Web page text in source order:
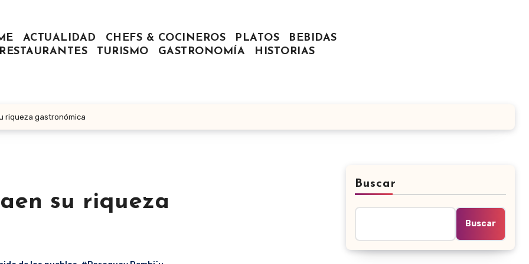
ACTUALIDAD CHEFS & COCINEROS PLATOS
BEBIDAS
RESTAURANTES
TURISMO GASTRONOMÍA HISTORIAS
riqueza gastronómica
su riqueza
Buscar
Buscar